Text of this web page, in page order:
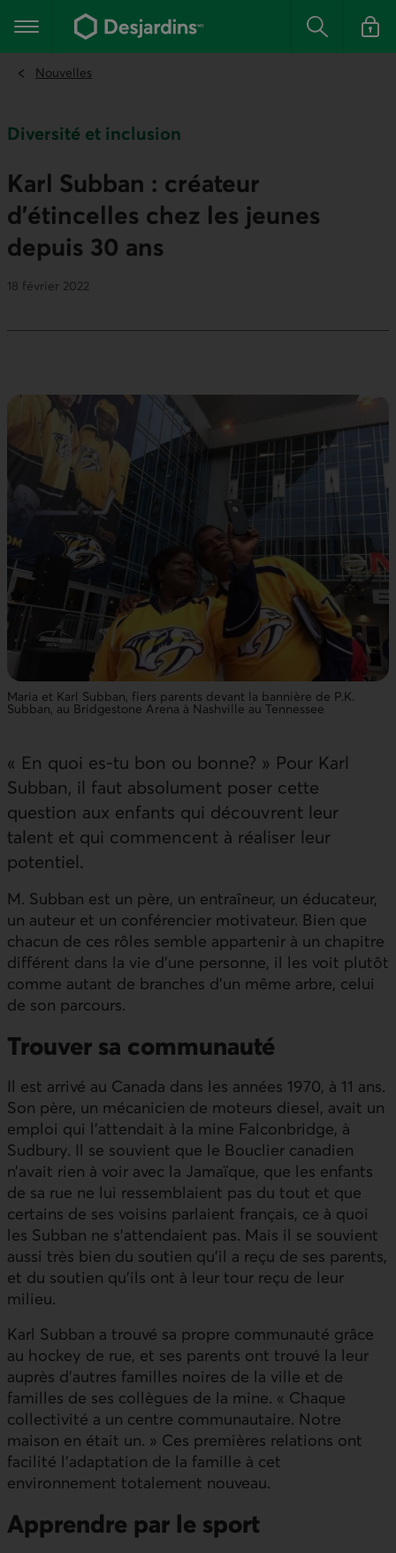
contenu
Menu principal Rechercher
Se
Nouvelles
Diversité et inclusion
Karl Subban : créateur
d’étincelles chez les jeunes
depuis 30 ans
18 février 2022
Maria et Karl Subban, fiers parents devant la bannière de P.K.
Subban, au Bridgestone Arena à Nashville au Tennessee
« En quoi es-tu bon ou bonne? » Pour Karl
Subban, il faut absolument poser cette
question aux enfants qui découvrent leur
talent et qui commencent à réaliser leur
potentiel.
M. Subban est un père, un entraîneur, un éducateur,
un auteur et un conférencier motivateur. Bien que
chacun de ces rôles semble appartenir à un chapitre
différent dans la vie d’une personne, il les voit plutôt
comme autant de branches d’un même arbre, celui
de son parcours.
Trouver sa communauté
Il est arrivé au Canada dans les années 1970, à 11 ans.
Son père, un mécanicien de moteurs diesel, avait un
emploi qui l’attendait à la mine Falconbridge, à
Sudbury. Il se souvient que le Bouclier canadien
n’avait rien à voir avec la Jamaïque, que les enfants
de sa rue ne lui ressemblaient pas du tout et que
certains de ses voisins parlaient français, ce à quoi
les Subban ne s’attendaient pas. Mais il se souvient
aussi très bien du soutien qu’il a reçu de ses parents,
et du soutien qu’ils ont à leur tour reçu de leur
milieu.
Karl Subban a trouvé sa propre communauté grâce
au hockey de rue, et ses parents ont trouvé la leur
auprès d’autres familles noires de la ville et de
familles de ses collègues de la mine. « Chaque
collectivité a un centre communautaire. Notre
maison en était un. » Ces premières relations ont
facilité l’adaptation de la famille à cet
environnement totalement nouveau.
Apprendre par le sport